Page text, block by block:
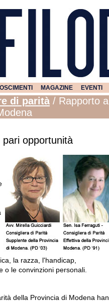
MAGAZINE EVENTI
di parità / Rapporto
pari opportunità
la razza, l'handicap,
o le convinzioni personali.
della Provincia di Modena